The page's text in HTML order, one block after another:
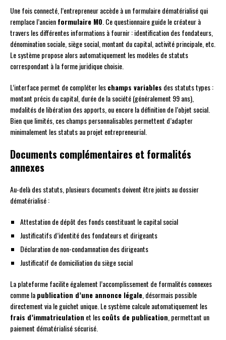
Une fois connecté, l’entrepreneur accède à un formulaire dématérialisé qui
remplace l’ancienformulaire M0. Ce questionnaire guide le créateur à
travers les différentes informations à fournir : identification des fondateurs,
dénomination sociale, siège social, montant du capital, activité principale, etc.
Le système propose alors automatiquement les modèles de statuts
correspondant à la forme juridique choisie.
L’interface permet de compléter leschamps variables des statuts types :
montant précis du capital, durée de la société (généralement 99 ans),
modalités de libération des apports, ou encore la définition de l’objet social.
Bien que limités, ces champs personnalisables permettent d’adapter
minimalement les statuts au projet entrepreneurial.
Documents complémentaires et formalités
annexes
Au-delà des statuts, plusieurs documents doivent être joints au dossier
dématérialisé :
Attestation de dépôt des fonds constituant le capital social
Justificatifs d’identité des fondateurs et dirigeants
Déclaration de non-condamnation des dirigeants
Justificatif de domiciliation du siège social
La plateforme facilite également l’accomplissement de formalités connexes
comme lapublication d’une annonce légale, désormais possible
directement via le guichet unique. Le système calcule automatiquement les
frais d’immatriculation et lescoûts de publication, permettant un
paiement dématérialisé sécurisé.